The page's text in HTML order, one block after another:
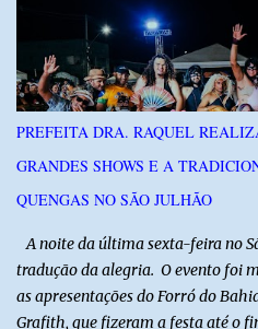
Um dos condutores apresentava
ao Hospital Regional Tarcísio
flagrante. O exame pericial para
organismo está em andamento.
funcionários da Caern que
motorista e uma mulher sofreram
estava no carro com o grupo, ficou
entubada e foi transferida de
PREFEITA DRA. RAQUEL
GRANDES SHOWS E A
QUENGAS NO SÃO JULHÃO
A noite da última sexta-feira no
tradução da alegria. O evento foi
as apresentações do Forró do
Grafith, que fizeram a festa até o